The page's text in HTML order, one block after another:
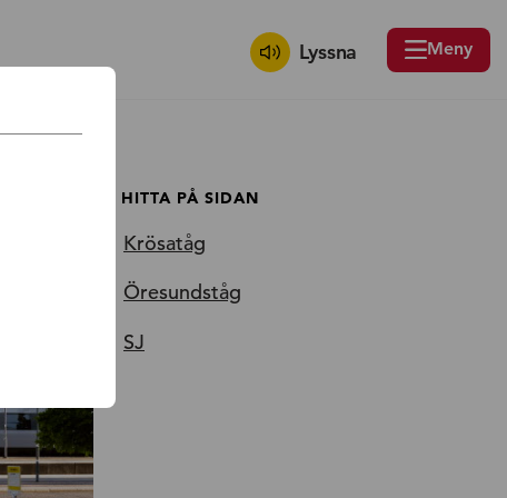
Lyssna Meny
HITTA PÅ SIDAN
Krösatåg
Öresundståg
SJ